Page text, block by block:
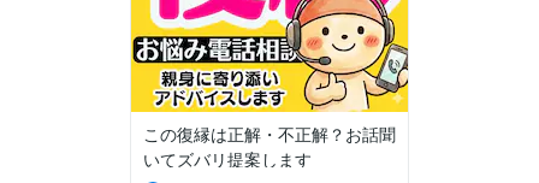
この復縁は正解・不正解？お話聞
いてズバリ提案します